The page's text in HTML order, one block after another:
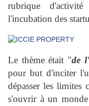
rubrique d'activité
l'incubation des
Le thème était "de
pour but d'inciter
dépasser les limites
s'ouvrir à un